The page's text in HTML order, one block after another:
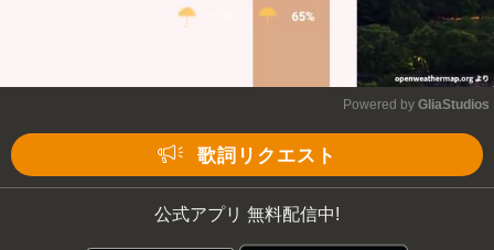
Powered by GliaStudios
歌詞リクエスト
公式アプリ 無料配信中!